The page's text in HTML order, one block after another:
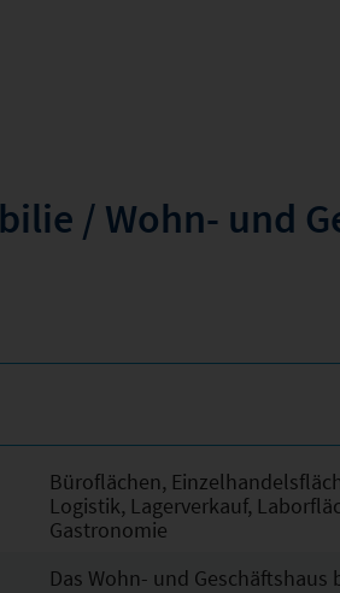
/ Wohn- und
Büroflächen,
Logistik, Lagerverkauf,
Gastronomie
Das Wohn- und